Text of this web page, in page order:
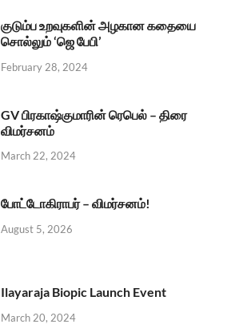
குடும்ப உறவுகளின் அழகான கதையை
சொல்லும் ‘ஜெ பேபி’
February 28, 2024
GV பிரகாஷ்குமாரின் ரெபெல் – திரை
விமர்சனம்
March 22, 2024
போட்டோகிராபர் – விமர்சனம்!
August 5, 2026
Ilayaraja Biopic Launch Event
March 20, 2024